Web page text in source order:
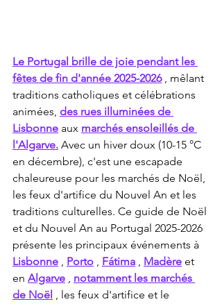
Le Portugal brille de joie pendant les
fêtes de fin d'année 2025-2026 , mêlant
traditions catholiques et célébrations
animées, des rues illuminées de
Lisbonne aux marchés ensoleillés de
l'Algarve. Avec un hiver doux (10-15 °C
en décembre), c'est une escapade
chaleureuse pour les marchés de Noël,
les feux d'artifice du Nouvel An et les
traditions culturelles. Ce guide de Noël
et du Nouvel An au Portugal 2025-2026
présente les principaux événements à
Lisbonne , Porto , Fátima , Madère et
en Algarve , notamment les marchés
de Noël , les feux d'artifice et le